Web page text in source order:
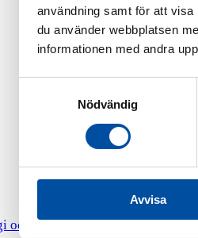
användning samt för att
du använder webbplatsen
informationen med andra
Nödvändig
Avvisa
och Miljö Mälarenergi Oujé-